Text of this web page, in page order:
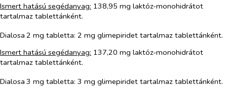
Ismert hatású segédanyag: 138,95 mg laktóz-monohidrátot
tartalmaz tablettánként.
Dialosa 2 mg tabletta: 2 mg glimepiridet tartalmaz tablettánként.
Ismert hatású segédanyag: 137,20 mg laktóz-monohidrátot
tartalmaz tablettánként.
Dialosa 3 mg tabletta: 3 mg glimepiridet tartalmaz tablettánként.